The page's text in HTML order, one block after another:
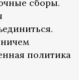
сборы.
ничем
политика